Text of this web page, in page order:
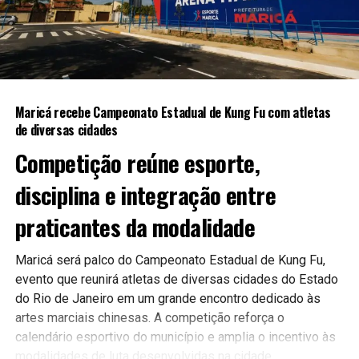
A expectativa é que as novas ferramentas contribuam para
uma gestão mais moderna e eficiente, aproximando ainda
mais a população do poder público.
Continue acompanhando a Maricá Web TV para mais
notícias sobre inovação, tecnologia e serviços públicos.
#Maricá #Tecnologia #Inovação #ServiçosPúblicos
#CidadeInteligente #MaricáWebTV
Maricá recebe Campeonato Estadual de Kung Fu com atletas
de diversas cidades
Competição reúne esporte,
disciplina e integração entre
praticantes da modalidade
Maricá será palco do Campeonato Estadual de Kung Fu,
evento que reunirá atletas de diversas cidades do Estado
do Rio de Janeiro em um grande encontro dedicado às
artes marciais chinesas. A competição reforça o
calendário esportivo do município e amplia o incentivo às